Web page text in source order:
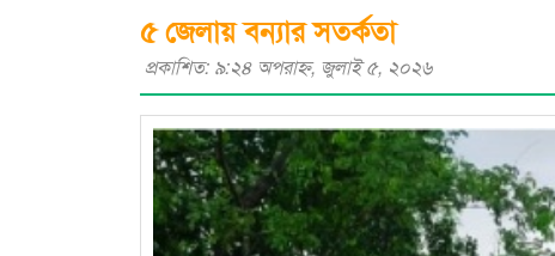
প্রভাষক পরিচয়ে খাতা মূল্যায়ন, আসলে কলেজের
৫ জেলায় বন্যার সতর্কতা
প্রকাশিত: ৯:২৪ অপরাহ্ণ, জুলাই ৫, ২০২৬